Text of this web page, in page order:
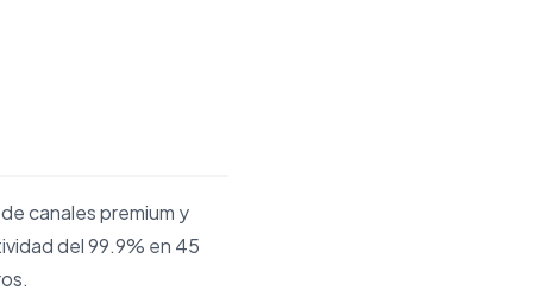
canales premium y
del 99.9% en 45